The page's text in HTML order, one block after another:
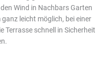
Wind in Nachbars Garten
leicht möglich, bei einer
Terrasse schnell in Sicherheit